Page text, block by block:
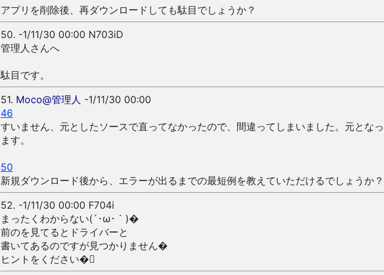
アプリを削除後、再ダウンロードしても駄目でしょうか？
50. -1/11/30 00:00 N703iD
管理人さんへ
駄目です。
51. Moco@管理人 -1/11/30 00:00
46
すいません、元としたソースで直ってなかったので、間違ってしまいました。元とな
ます。
50
新規ダウンロード後から、エラーが出るまでの最短例を教えていただけるでしょうか？
52. -1/11/30 00:00 F704i
まったくわからない(´･ω･｀)�
前のを見てるとドライバーと
書いてあるのですが見つかりません�
ヒントをください�